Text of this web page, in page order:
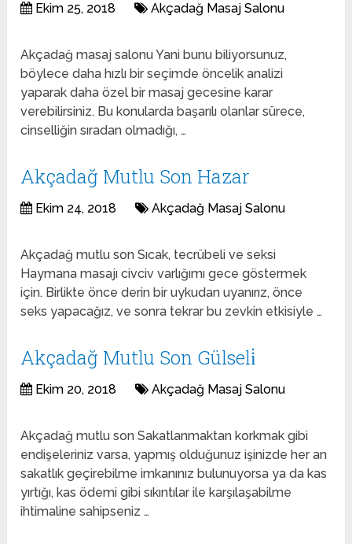
Ekim 25, 2018 Akçadağ Masaj Salonu
Akçadağ masaj salonu Yani bunu biliyorsunuz,
böylece daha hızlı bir seçimde öncelik analizi
yaparak daha özel bir masaj gecesine karar
verebilirsiniz. Bu konularda başarılı olanlar sürece,
cinselliğin sıradan olmadığı, …
Akçadağ Mutlu Son Hazar
Ekim 24, 2018 Akçadağ Masaj Salonu
Akçadağ mutlu son Sıcak, tecrübeli ve seksi
Haymana masajı civciv varlığımı gece göstermek
için. Birlikte önce derin bir uykudan uyanırız, önce
seks yapacağız, ve sonra tekrar bu zevkin etkisiyle …
Akçadağ Mutlu Son Gülseli̇
Ekim 20, 2018 Akçadağ Masaj Salonu
Akçadağ mutlu son Sakatlanmaktan korkmak gibi
endişeleriniz varsa, yapmış olduğunuz işinizde her an
sakatlık geçirebilme imkanınız bulunuyorsa ya da kas
yırtığı, kas ödemi gibi sıkıntılar ile karşılaşabilme
ihtimaline sahipseniz …